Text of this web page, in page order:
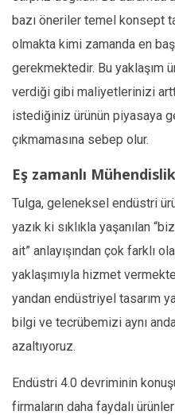
bazı öneriler temel konsept
olmakta kimi zamanda en
gerekmektedir. Bu yaklaşım
verdiği gibi maliyetlerinizi
istediğiniz ürünün piyasaya
çıkmamasına sebep olur.
Eş zamanlı Mühendislik
Tulga, geleneksel endüstri
yazık ki sıklıkla yaşanılan
ait” anlayışından çok farklı
yaklaşımıyla hizmet
yandan endüstriyel tasarım
bilgi ve tecrübemizi aynı
azaltıyoruz.
Endüstri 4.0 devriminin
firmaların daha faydalı